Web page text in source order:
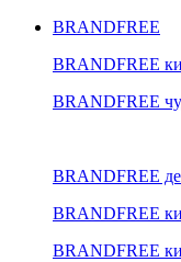
BRANDFREE
BRANDFREE
BRANDFREE
BRANDFREE
BRANDFREE
BRANDFREE